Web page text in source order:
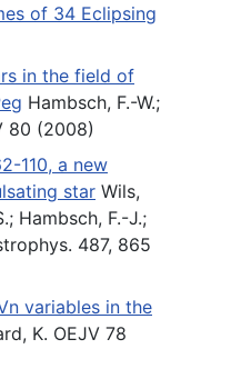
of 34 Eclipsing
in the field of
Hambsch, F.-W.;
80 (2008)
110, a new
star Wils,
Hambsch, F.-J.;
487, 865
variables in the
K. OEJV 78